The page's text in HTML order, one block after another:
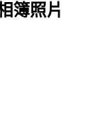
簿照片